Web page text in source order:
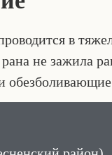
в
не зажила